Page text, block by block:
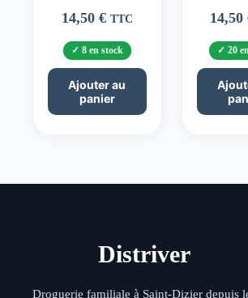
14,50 € TTC
8 en stock
Ajouter au
panier
14,50
20
Distriver
Droguerie familiale à Saint-Dizier depuis